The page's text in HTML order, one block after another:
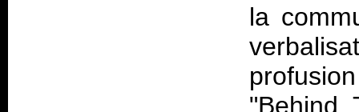
la
"Behind